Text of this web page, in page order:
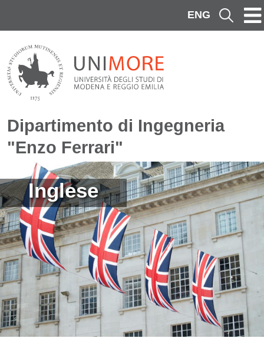
ENG Cerca
Dipartimento di Ingegneria
"Enzo Ferrari"
Immagine
Inglese